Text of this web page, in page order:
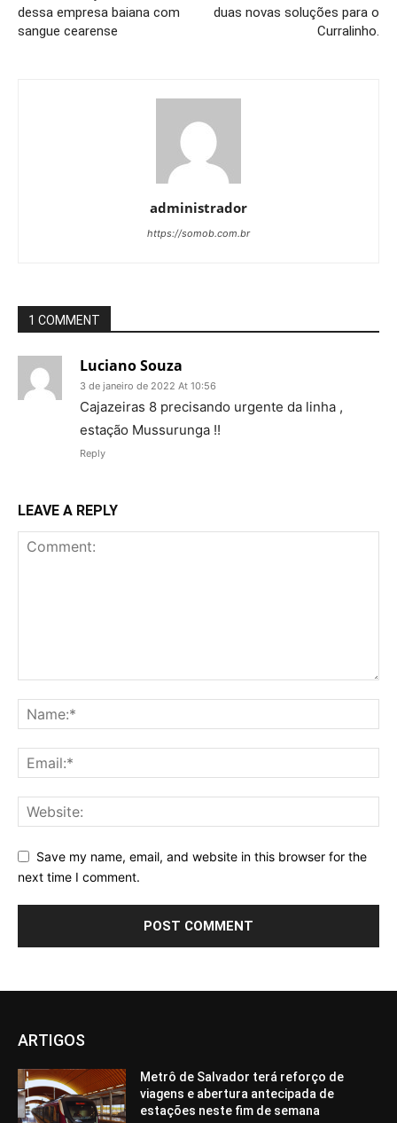
dessa empresa baiana com
sangue cearense
duas novas soluções para o
Curralinho.
administrador
https://somob.com.br
1 COMMENT
Luciano Souza
3 de janeiro de 2022 At 10:56
Cajazeiras 8 precisando urgente da linha ,
estação Mussurunga !!
Reply
LEAVE A REPLY
Save my name, email, and website in this browser for the
next time I comment.
ARTIGOS
Metrô de Salvador terá reforço de
viagens e abertura antecipada de
estações neste fim de semana